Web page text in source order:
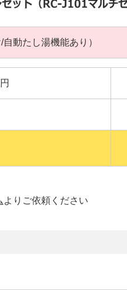
動たし湯機能あり）
よりご依頼ください